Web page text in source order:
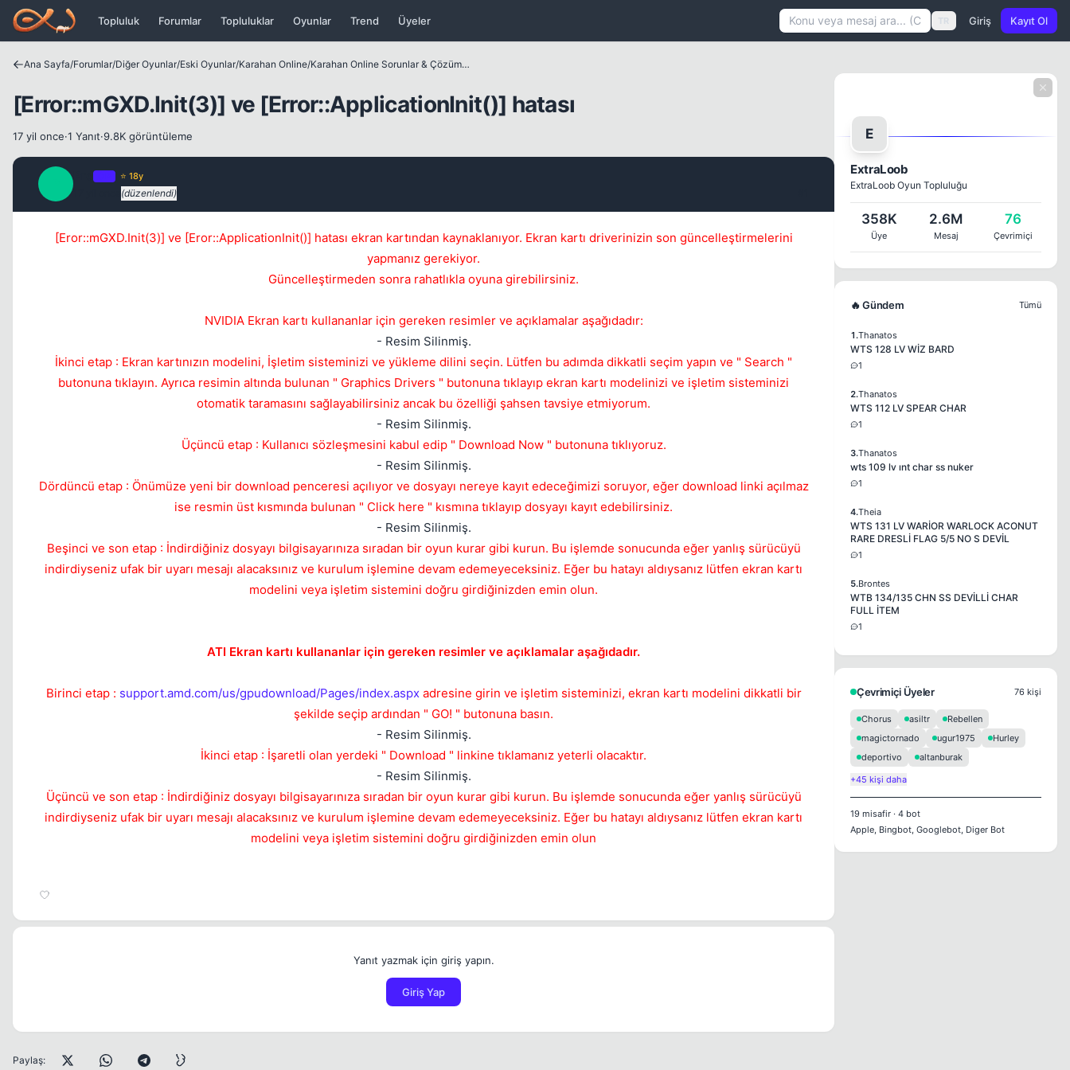
Icerige atla
Topluluk Forumlar Topluluklar Oyunlar Trend Üyeler TR Giriş Kayıt Ol
Ana Sayfa/Forumlar/Diğer Oyunlar/Eski Oyunlar/Karahan Online/ Karahan Online Sorunlar & Çözümleri
[Error::mGXD.Init(3)] ve [Error::ApplicationInit()] hatası
17 yil once·1 Yanıt·9.8K görüntüleme
💎
Mevcut reputation puanın
Bounty miktarı
1 ile 5000 arasında reputation puanı
Kalıcı 1 gün 3 gün 7 gün
⭐ 18y
(düzenlendi)
[Eror::mGXD.Init(3)] ve [Eror::ApplicationInit()] hatası ekran kartından kaynaklanıyor. Ekran kartı driverinizin son güncelleştirmelerini
yapmanız gerekiyor.
Güncelleştirmeden sonra rahatlıkla oyuna girebilirsiniz.
NVIDIA Ekran kartı kullananlar için gereken resimler ve açıklamalar aşağıdadır:
- Resim Silinmiş.
İkinci etap : Ekran kartınızın modelini, İşletim sisteminizi ve yükleme dilini seçin. Lütfen bu adımda dikkatli seçim yapın ve " Search "
butonuna tıklayın. Ayrıca resimin altında bulunan " Graphics Drivers " butonuna tıklayıp ekran kartı modelinizi ve işletim sisteminizi
otomatik taramasını sağlayabilirsiniz ancak bu özelliği şahsen tavsiye etmiyorum.
- Resim Silinmiş.
Üçüncü etap : Kullanıcı sözleşmesini kabul edip " Download Now " butonuna tıklıyoruz.
- Resim Silinmiş.
Dördüncü etap : Önümüze yeni bir download penceresi açılıyor ve dosyayı nereye kayıt edeceğimizi soruyor, eğer download linki açılmaz
ise resmin üst kısmında bulunan " Click here " kısmına tıklayıp dosyayı kayıt edebilirsiniz.
- Resim Silinmiş.
Beşinci ve son etap : İndirdiğiniz dosyayı bilgisayarınıza sıradan bir oyun kurar gibi kurun. Bu işlemde sonucunda eğer yanlış sürücüyü
indirdiyseniz ufak bir uyarı mesajı alacaksınız ve kurulum işlemine devam edemeyeceksiniz. Eğer bu hatayı aldıysanız lütfen ekran kartı
modelini veya işletim sistemini doğru girdiğinizden emin olun.
ATI Ekran kartı kullananlar için gereken resimler ve açıklamalar aşağıdadır.
Birinci etap : support.amd.com/us/gpudownload/Pages/index.aspxadresine girin ve işletim sisteminizi, ekran kartı modelini dikkatli bir
şekilde seçip ardından " GO! " butonuna basın.
- Resim Silinmiş.
İkinci etap : İşaretli olan yerdeki " Download " linkine tıklamanız yeterli olacaktır.
- Resim Silinmiş.
Üçüncü ve son etap : İndirdiğiniz dosyayı bilgisayarınıza sıradan bir oyun kurar gibi kurun. Bu işlemde sonucunda eğer yanlış sürücüyü
indirdiyseniz ufak bir uyarı mesajı alacaksınız ve kurulum işlemine devam edemeyeceksiniz. Eğer bu hatayı aldıysanız lütfen ekran kartı
modelini veya işletim sistemini doğru girdiğinizden emin olun
Yanıt yazmak için giriş yapın.
Giriş Yap
Paylaş:
E
ExtraLoob
ExtraLoob Oyun Topluluğu
358K
Üye
2.6M
Mesaj
76
Çevrimiçi
🔥 Gündem Tümü
1.Thanatos
WTS 128 LV WİZ BARD
1
2.Thanatos
WTS 112 LV SPEAR CHAR
1
3.Thanatos
wts 109 lv ınt char ss nuker
1
4.Theia
WTS 131 LV WARİOR WARLOCK ACONUT
RARE DRESLİ FLAG 5/5 NO S DEVİL
1
5.Brontes
WTB 134/135 CHN SS DEVİLLİ CHAR
FULL İTEM
1
Çevrimiçi Üyeler 76 kişi
Chorus asiltr
Rebellen
magictornado
ugur1975
Hurley
deportivo
altanburak
+45 kişi daha
19 misafir · 4 bot
Apple, Bingbot, Googlebot, Diger Bot